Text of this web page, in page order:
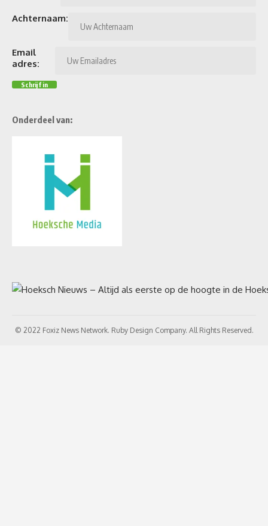
Achternaam:
Email
adres:
Onderdeel van:
© 2022 Foxiz News Network. Ruby Design Company. All Rights Reserved.